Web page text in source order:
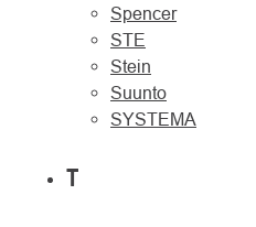
Spencer
STE
Stein
Suunto
SYSTEMA
T